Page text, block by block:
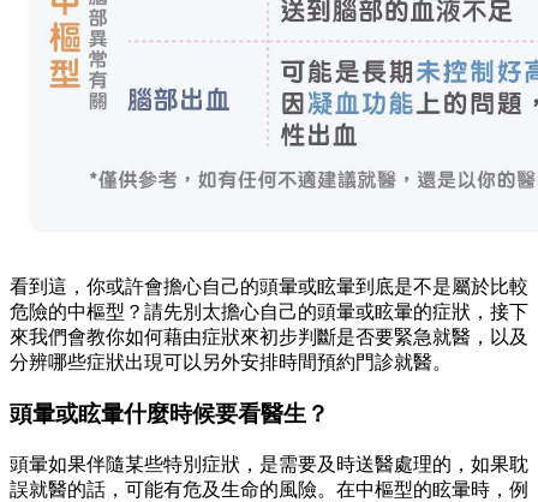
看到這，你或許會擔心自己的頭暈或眩暈到底是不是屬於比較
危險的中樞型？請先別太擔心自己的頭暈或眩暈的症狀，接下
來我們會教你如何藉由症狀來初步判斷是否要緊急就醫，以及
分辨哪些症狀出現可以另外安排時間預約門診就醫。
頭暈或眩暈什麼時候要看醫生？
頭暈如果伴隨某些特別症狀，是需要及時送醫處理的，如果耽
誤就醫的話，可能有危及生命的風險。在中樞型的眩暈時，例